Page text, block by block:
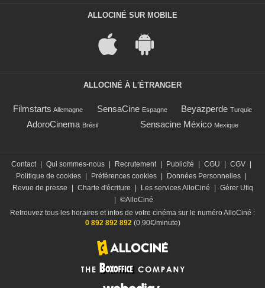
ALLOCINÉ SUR MOBILE
ALLOCINÉ À L'ÉTRANGER
Filmstarts Allemagne SensaCine Espagne Beyazperde Turquie
AdoroCinema Brésil Sensacine México Mexique
Contact | Qui sommes-nous | Recrutement | Publicité | CGU | CGV |
Politique de cookies | Préférences cookies | Données Personnelles |
Revue de presse
| Charte d'écriture | Les services AlloCiné | Gérer Utiq
| ©AlloCiné
Retrouvez tous les horaires et infos de votre cinéma sur le numéro AlloCiné :
0 892 892 892 (0,90€/minute)